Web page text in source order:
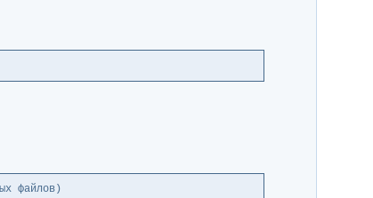
файлов)